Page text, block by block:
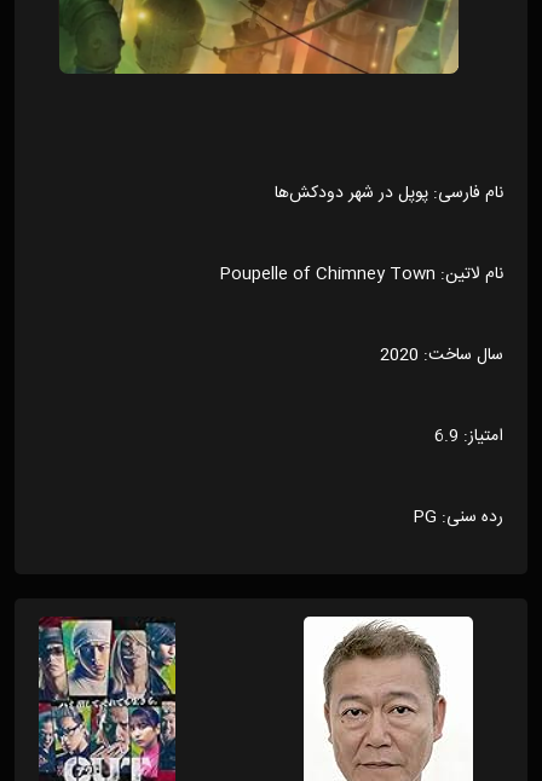
نام فارسی: پوپل در شهر دودکش‌ها
نام لاتین: Poupelle of Chimney Town
سال ساخت: 2020
امتیاز: 6.9
رده سنی: PG